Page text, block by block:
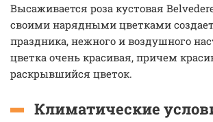
Высаживается роза кустовая
своими нарядными цветками
праздника, нежного и воздушного
цветка очень красивая, причем
раскрывшийся цветок.
Климатические